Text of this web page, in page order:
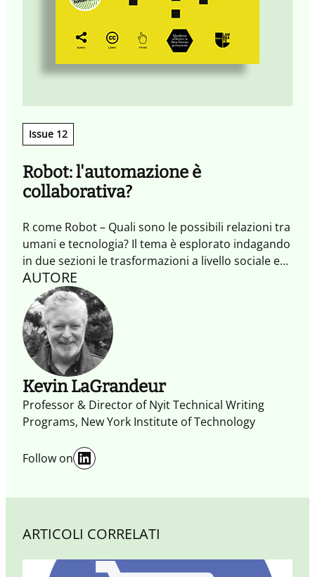
Issue 12
Robot: l'automazione è
collaborativa?
R come Robot – Quali sono le possibili relazioni tra
umani e tecnologia? Il tema è esplorato indagando
in due sezioni le trasformazioni a livello sociale e
aziendale. Una sezione dedicata alla mostra
Posthuman (svoltasi durante la MDW 2017)
conclude il quaderno. L'obiettivo di questo
numero è quello di fornire spunti, quello di avviare
un dialogo, di stimolare un'ulteriore esplorazione
di diversi punti di vista.
AUTORE
Kevin LaGrandeur
Professor & Director of Nyit Technical Writing
Programs, New York Institute of Technology
Follow on LinkedIn
ARTICOLI CORRELATI